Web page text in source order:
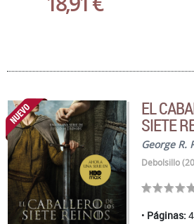
EL
SIETE
George R.
Debolsillo
Páginas: